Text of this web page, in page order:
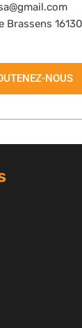
Brassens
NOUS